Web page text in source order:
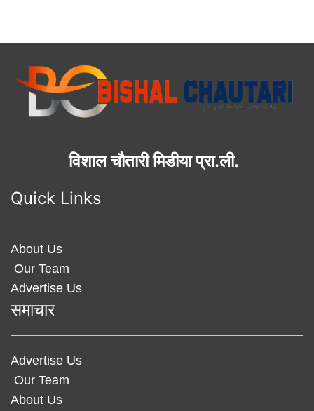
विशाल चौतारी मिडीया प्रा.ली.
Quick Links
About Us
Our Team
Advertise Us
समाचार
Advertise Us
Our Team
About Us